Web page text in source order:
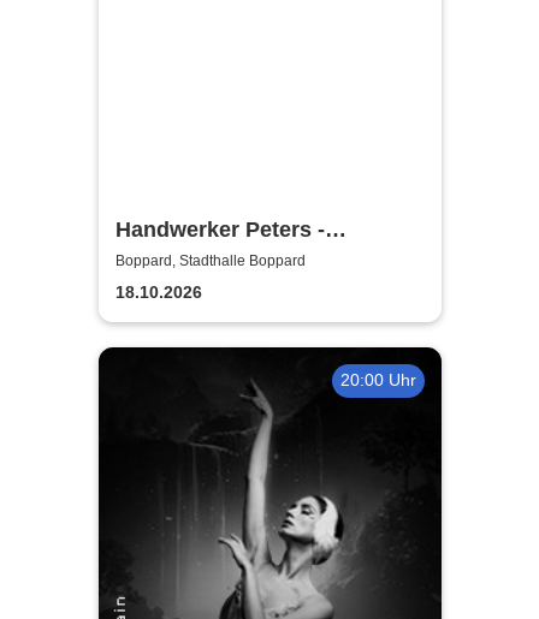
Handwerker Peters -
Lachkräfte-Mangel | Abhilfe
für Baustelle & Leben
Boppard, Stadthalle Boppard
18.10.2026
20:00 Uhr